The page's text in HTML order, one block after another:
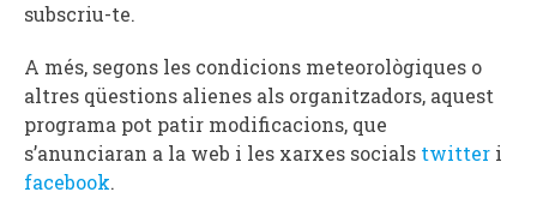
subscriu-te.
A més, segons les condicions meteorològiques o
altres qüestions alienes als organitzadors, aquest
programa pot patir modificacions, que
s’anunciaran a la web i les xarxes socials twitter i
facebook.